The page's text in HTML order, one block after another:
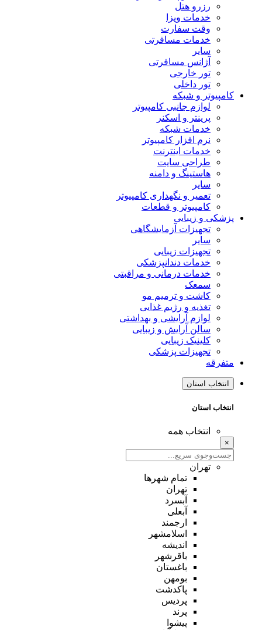
رزرو هتل
خدمات ویزا
وقت سفارت
خدمات مسافرتی
سایر
آژانس مسافرتی
تور خارجی
تور داخلی
کامپیوتر و شبکه
لوازم جانبی کامپیوتر
پرینتر و اسکنر
خدمات شبکه
نرم افزار کامپیوتر
خدمات اینترنت
طراحی سایت
هاستینگ و دامنه
سایر
تعمیر و نگهداری کامپیوتر
کامپیوتر و قطعات
پزشکی و زیبایی
تجهیزات آزمایشگاهی
سایر
تجهیزات زیبایی
خدمات دندانپزشکی
خدمات درمانی و مراقبتی
سمعک
کاشت و ترمیم مو
تغذیه و رژیم غذایی
لوازم آرایشی و بهداشتی
سالن آرایش و زیبایی
کلینیک زیبایی
تجهیزات پزشکی
متفرقه
انتخاب استان
انتخاب استان
انتخاب همه
×
تهران
تمام شهر‌ها
تهران
آبسرد
آبعلی
ارجمند
اسلامشهر
اندیشه
باقرشهر
باغستان
بومهن
پاکدشت
پردیس
پرند
پیشوا